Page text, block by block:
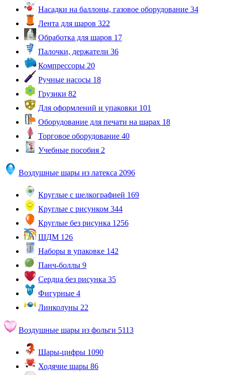
Насадки на баллоны, газовое оборудование 34
Лента для шаров 322
Обработка для шаров 17
Палочки, держатели 36
Компрессоры 20
Ручные насосы 18
Грузики 82
Для оформлений и упаковки 101
Оборудование для печати на шарах 18
Торговое оборудование 40
Учебные пособия 2
Воздушные шары из латекса 2096
Круглые с шелкографией 169
Круглые с рисунком 344
Круглые без рисунка 1256
ШДМ 126
Наборы в упаковке 142
Панч-боллы 9
Сердца без рисунка 35
Фигурные 4
Линколуны 22
Воздушные шары из фольги 5113
Шары-цифры 1090
Ходячие шары 86